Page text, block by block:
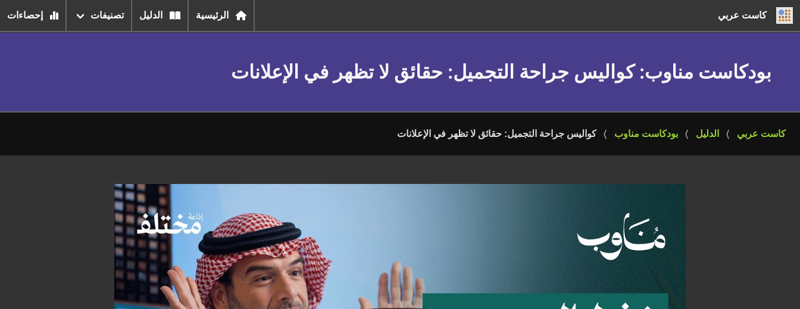
كاست عربي الرئيسية الدليل تصنيفات إحصاءات
بودكاست مناوب: كواليس جراحة التجميل: حقائق لا تظهر في الإعلانات
كاست عربي الدليل بودكاست مناوب كواليس جراحة التجميل: حقائق لا تظهر في الإعلانات